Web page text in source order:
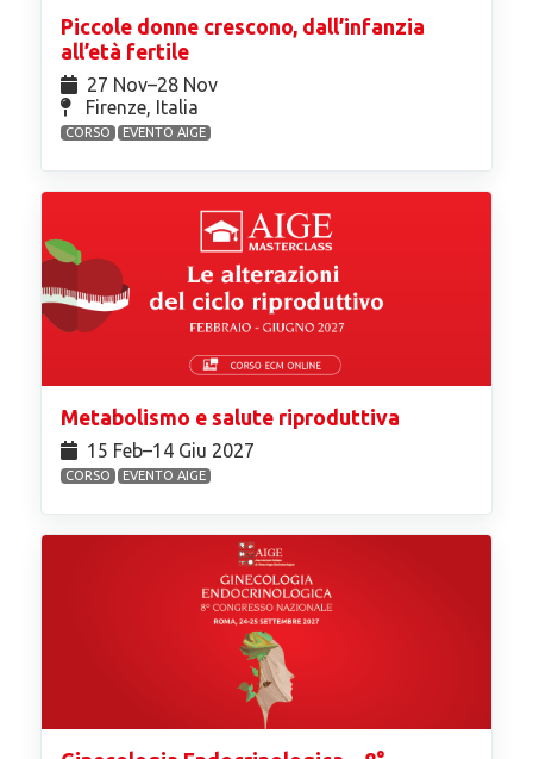
Piccole donne crescono, dall’infanzia
all’età fertile
27 Nov⁠–28 Nov
Firenze, Italia
CORSO EVENTO AIGE
Metabolismo e salute riproduttiva
15 Feb⁠–14 Giu 2027
CORSO EVENTO AIGE